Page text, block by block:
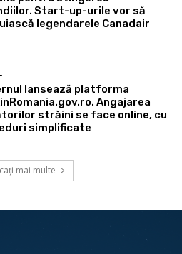
Start-up-urile vor să
legendarele Canadair
lansează platforma
Angajarea
străini se face online, cu
simplificate
mai multe